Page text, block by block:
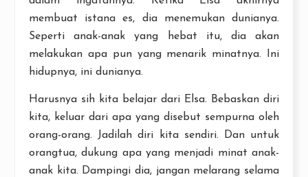
membuat istana es, dia menemukan dunianya.
Seperti anak-anak yang hebat itu, dia akan
melakukan apa pun yang menarik minatnya. Ini
hidupnya, ini dunianya.
Harusnya sih kita belajar dari Elsa. Bebaskan diri
kita, keluar dari apa yang disebut sempurna oleh
orang-orang. Jadilah diri kita sendiri. Dan untuk
orangtua, dukung apa yang menjadi minat anak-
anak kita. Dampingi dia, jangan melarang selama